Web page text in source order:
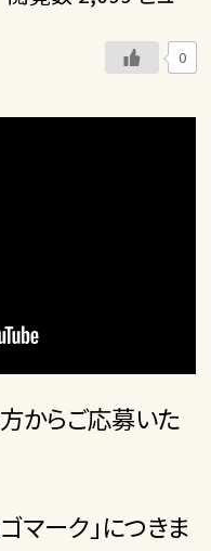
0
からご応募いた
マーク」につきま